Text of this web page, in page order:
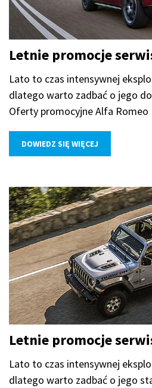
Letnie promocje
Lato to czas intensywnej
dlatego warto zadbać o jego
Oferty promocyjne Alfa Romeo
DOWIEDZ SIĘ WIĘCEJ
Letnie promocje
Lato to czas intensywnej
dlatego warto zadbać o jego